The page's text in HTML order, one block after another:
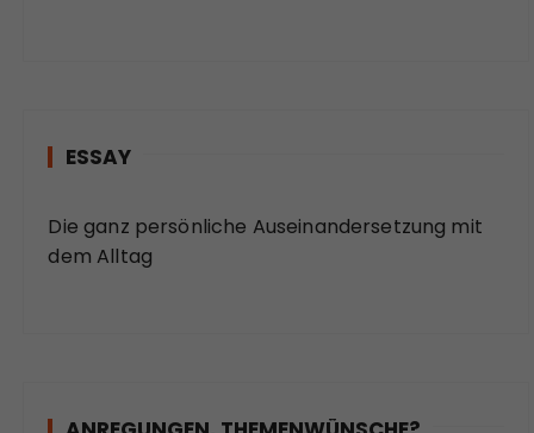
ESSAY
Die ganz persönliche Auseinandersetzung mit
dem Alltag